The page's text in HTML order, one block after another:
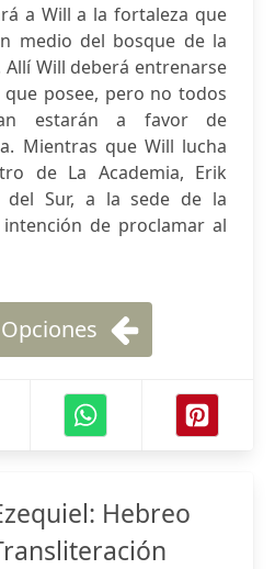
a Will a la fortaleza que
medio del bosque de la
Allí Will deberá entrenarse
posee, pero no todos
estarán a favor de
Mientras que Will lucha
de La Academia, Erik
del Sur, a la sede de la
de proclamar al
Hebreo